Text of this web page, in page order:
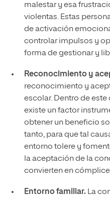
malestar y esa
violentas. Estas
de activación
controlar impulsos y
forma de gestionar y
Reconocimiento y
reconocimiento y
escolar. Dentro de
existe un factor
obtener un beneficio
tanto, para que tal
entorno tolere y
la aceptación de la
convierten en
Entorno familiar. La